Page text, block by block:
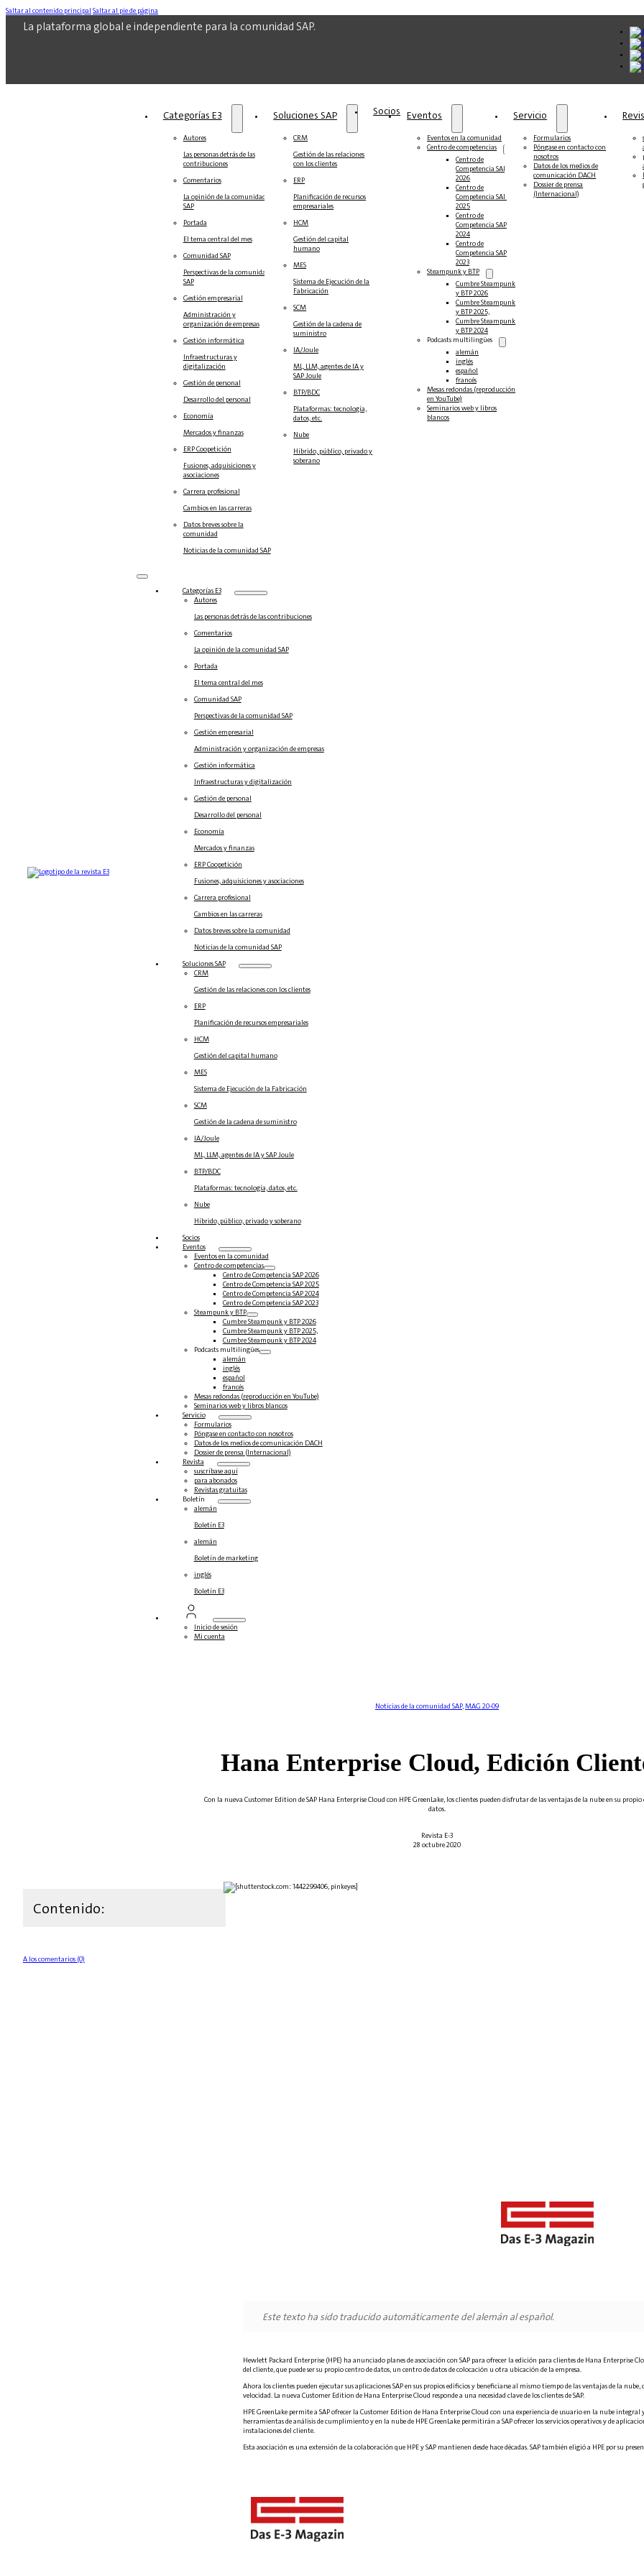
Saltar al contenido principal Saltar al pie de página
La plataforma global e independiente para la comunidad SAP.
Categorías E3
Autores
Las personas detrás de las
contribuciones
Comentarios
La opinión de la comunidad
SAP
Portada
El tema central del mes
Comunidad SAP
Perspectivas de la comunidad
SAP
Gestión empresarial
Administración y
organización de empresas
Gestión informática
Infraestructuras y
digitalización
Gestión de personal
Desarrollo del personal
Economía
Mercados y finanzas
ERP Coopetición
Fusiones, adquisiciones y
asociaciones
Carrera profesional
Cambios en las carreras
Datos breves sobre la
comunidad
Noticias de la comunidad SAP
Soluciones‎‎ SAP
CRM
Gestión de las relaciones
con los clientes
ERP
Planificación de recursos
empresariales
HCM
Gestión del capital
humano
MES
Sistema de Ejecución de la
Fabricación
SCM
Gestión de la cadena de
suministro
IA/Joule
ML, LLM, agentes de IA y
SAP Joule
BTP/BDC
Plataformas: tecnología,
datos, etc.
Nube
Híbrido, público, privado y
soberano
Socios Eventos
Eventos en la comunidad
Centro de competencias
Centro de
Competencia SAP
2026
Centro de
Competencia SAP
2025
Centro de
Competencia SAP
2024
Centro de
Competencia SAP
2023
Steampunk y BTP
Cumbre Steampunk
y BTP 2026
Cumbre Steampunk
y BTP 2025,
Cumbre Steampunk
y BTP 2024
Podcasts multilingües
alemán
inglés
español
francés
Mesas redondas (reproducción
en YouTube)
Seminarios web y libros
blancos
Servicio
Formularios
Póngase en contacto con
nosotros
Datos de los medios de
comunicación DACH
Dossier de prensa
(Internacional)
Categorías E3
Autores
Las personas detrás de las contribuciones
Comentarios
La opinión de la comunidad SAP
Portada
El tema central del mes
Comunidad SAP
Perspectivas de la comunidad SAP
Gestión empresarial
Administración y organización de empresas
Gestión informática
Infraestructuras y digitalización
Gestión de personal
Desarrollo del personal
Economía
Mercados y finanzas
ERP Coopetición
Fusiones, adquisiciones y asociaciones
Carrera profesional
Cambios en las carreras
Datos breves sobre la comunidad
Noticias de la comunidad SAP
Soluciones‎‎ SAP
CRM
Gestión de las relaciones con los clientes
ERP
Planificación de recursos empresariales
HCM
Gestión del capital humano
MES
Sistema de Ejecución de la Fabricación
SCM
Gestión de la cadena de suministro
IA/Joule
ML, LLM, agentes de IA y SAP Joule
BTP/BDC
Plataformas: tecnología, datos, etc.
Nube
Híbrido, público, privado y soberano
Socios
Eventos
Eventos en la comunidad
Centro de competencias
Centro de Competencia SAP 2026
Centro de Competencia SAP 2025
Centro de Competencia SAP 2024
Centro de Competencia SAP 2023
Steampunk y BTP
Cumbre Steampunk y BTP 2026
Cumbre Steampunk y BTP 2025,
Cumbre Steampunk y BTP 2024
Podcasts multilingües
alemán
inglés
español
francés
Mesas redondas (reproducción en YouTube)
Seminarios web y libros blancos
Servicio
Formularios
Póngase en contacto con nosotros
Datos de los medios de comunicación DACH
Dossier de prensa (Internacional)
Revista
suscríbase aquí
para abonados
Revistas gratuitas
Boletín
alemán
Boletín E3
alemán
Boletín de marketing
inglés
Boletín E3
Inicio de sesión
Mi cuenta
Noticias de la comunidad SAP,MAG 20-09
Hana Enterprise Cloud, Edición
Con la nueva Customer Edition de SAP Hana Enterprise Cloud con HPE GreenLake, los clientes pueden disfrutar de las ventajas de la nube en su propio
datos.
Revista E-3
28 octubre 2020
Contenido:
A los comentarios (0)
Este texto ha sido traducido automáticamente del alemán al español.
Hewlett Packard Enterprise (HPE) ha anunciado planes de asociación con SAP para ofrecer la edición para clientes de Hana Enterprise
del cliente, que puede ser su propio centro de datos, un centro de datos de colocación u otra ubicación de la empresa.
Ahora los clientes pueden ejecutar sus aplicaciones SAP en sus propios edificios y beneficiarse al mismo tiempo de las ventajas de la
velocidad. La nueva Customer Edition de Hana Enterprise Cloud responde a una necesidad clave de los clientes de SAP.
HPE GreenLake permite a SAP ofrecer la Customer Edition de Hana Enterprise Cloud con una experiencia de usuario en la nube
herramientas de análisis de cumplimiento y en la nube de HPE GreenLake permitirán a SAP ofrecer los servicios operativos y de
instalaciones del cliente.
Esta asociación es una extensión de la colaboración que HPE y SAP mantienen desde hace décadas. SAP también eligió a HPE por su